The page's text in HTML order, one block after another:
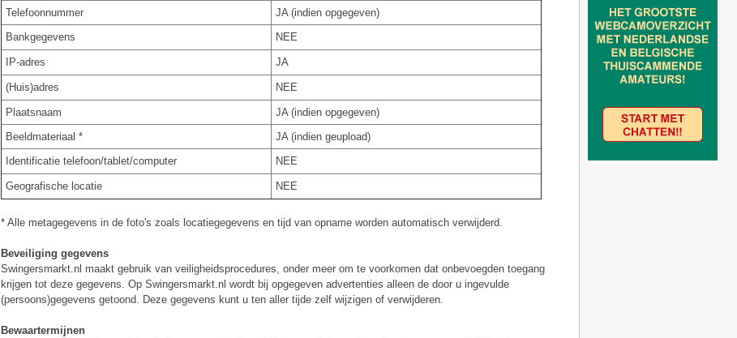
Telefoonnummer
JA (indien opgegeven)
Bankgegevens
NEE
IP-adres JA
(Huis)adres NEE
Plaatsnaam
JA (indien opgegeven)
Beeldmateriaal *
JA (indien geupload)
Identificatie telefoon/tablet/computer
NEE
Geografische locatie NEE
* Alle metagegevens in de foto's zoals locatiegegevens en tijd van opname worden automatisch verwijderd.
Beveiliging gegevens
Swingersmarkt.nl maakt gebruik van veiligheidsprocedures, onder meer om te voorkomen dat onbevoegden toegang
krijgen tot deze gegevens. Op Swingersmarkt.nl wordt bij opgegeven advertenties alleen de door u ingevulde
(persoons)gegevens getoond. Deze gegevens kunt u ten aller tijde zelf wijzigen of verwijderen.
Bewaartermijnen